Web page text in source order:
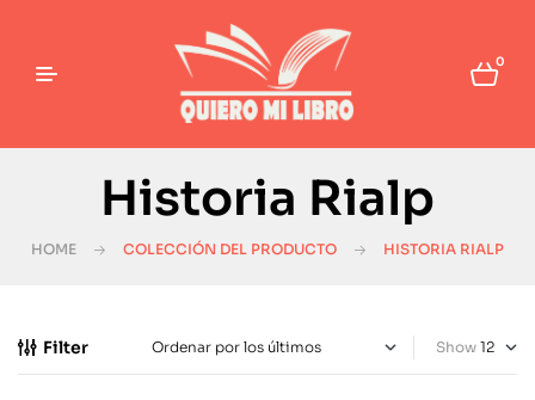
0
Historia Rialp
HOME COLECCIÓN DEL PRODUCTO HISTORIA RIALP
Filter Show